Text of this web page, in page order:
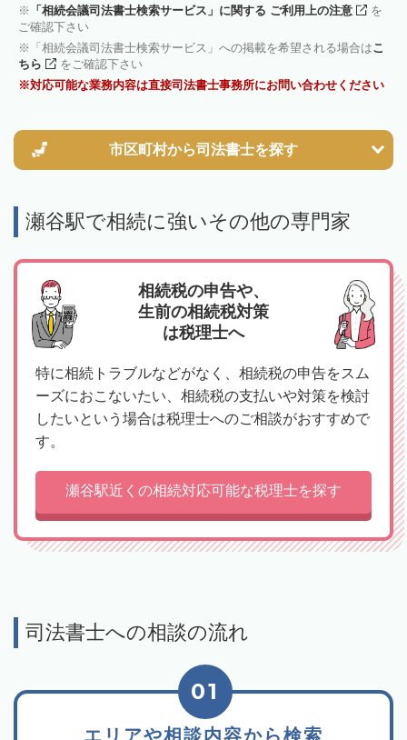
「相続会議司法書士検索サービス」に関する ご利用上の注意
を
ご確認下さい
「相続会議司法書士検索サービス」への掲載を希望される場合はこ
ちら
をご確認下さい
対応可能な業務内容は直接司法書士事務所にお問い合わせください
市区町村から司法書士を探す
瀬谷駅で相続に強いその他の専門家
相続税の申告や、
生前の相続税対策
は税理士へ
特に相続トラブルなどがなく、相続税の申告をスム
ーズにおこないたい、相続税の支払いや対策を検討
したいという場合は税理士へのご相談がおすすめで
す。
瀬谷駅近くの相続対応可能な税理士を探す
司法書士への相談の流れ
エリアや相談内容から検索
01